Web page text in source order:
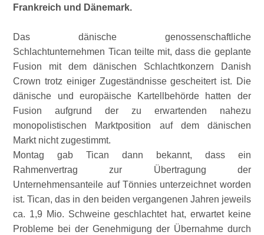
Frankreich und Dänemark.
Das dänische genossenschaftliche
Schlachtunternehmen Tican teilte mit, dass die geplante
Fusion mit dem dänischen Schlachtkonzern Danish
Crown trotz einiger Zugeständnisse gescheitert ist. Die
dänische und europäische Kartellbehörde hatten der
Fusion aufgrund der zu erwartenden nahezu
monopolistischen Marktposition auf dem dänischen
Markt nicht zugestimmt.
Montag gab Tican dann bekannt, dass ein
Rahmenvertrag zur Übertragung der
Unternehmensanteile auf Tönnies unterzeichnet worden
ist. Tican, das in den beiden vergangenen Jahren jeweils
ca. 1,9 Mio. Schweine geschlachtet hat, erwartet keine
Probleme bei der Genehmigung der Übernahme durch